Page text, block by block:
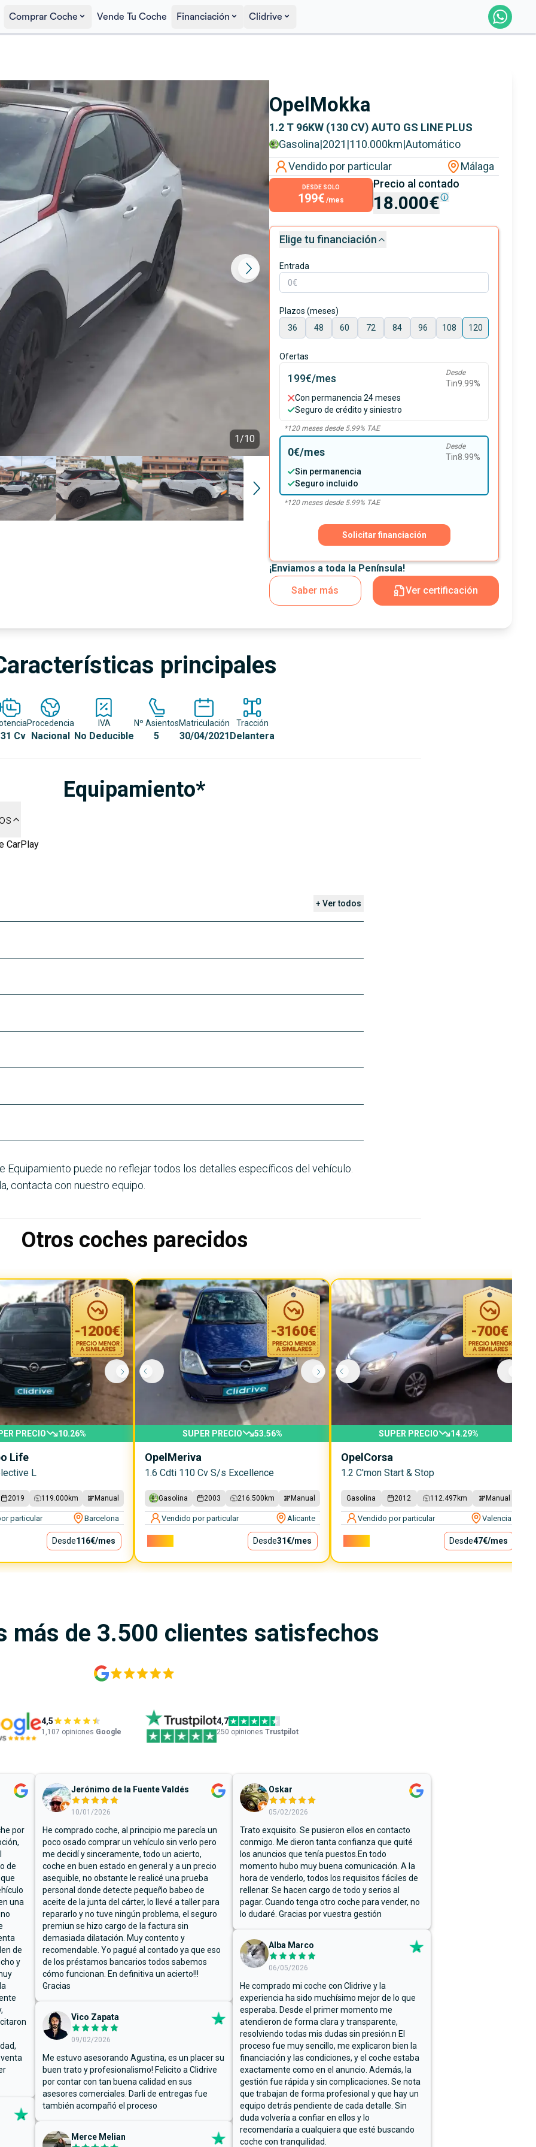
Comprar Coche Vende Tu Coche Financiación Clidrive
1/10
OpelMokka
1.2 T 96KW (130 CV) AUTO GS LINE PLUS
Gasolina|2021 |110.000km|Automático
Vendido por particular
Málaga
DESDE SOLO
199€ /mes
Precio al contado
18.000€
Elige tu financiación
Entrada
Plazos (meses)
36
48 60 72 84 96 108 120
Ofertas
199€/mes Desde
Tin9.99%
Con permanencia 24 meses
Seguro de crédito y siniestro
*120meses desde 5.99% TAE
0€/mes Desde
Tin8.99%
Sin permanencia
Seguro incluido
*120meses desde 5.99% TAE
Solicitar financiación
¡Enviamos a toda la Península!
Saber más
Ver certificación
principales
Cv
Procedencia
Nacional
IVA
No Deducible
Nº Asientos
5
Matriculación
30/04/2021
Tracción
Delantera
Equipamiento*
CarPlay
+ Ver todos
Equipamiento puede no reflejar todos los detalles específicos del vehículo.
contacta con nuestro equipo.
Otros coches parecidos
-1200€
PRECIO 10.26%
Life
L
2019 119.000 km Manual
particular Barcelona
Desde116€/mes
-3160€
SUPER PRECIO 53.56%
Opel Meriva
1.6 Cdti 110 Cv S/s Excellence
Gasolina 2003 216.500 km Manual
Vendido por particular Alicante
Desde31€/mes
-700€
SUPER PRECIO 14.29%
Opel Corsa
1.2 C'mon Start & Stop
Gasolina 2012 112.497 km Manual
Vendido por particular Valencia
Desde47€/mes
más de 3.500 clientes satisfechos
4,5
1,107 opiniones Google
4,7
250 opiniones Trustpilot
por
de
una
de
y
Jerónimo de la Fuente Valdés
10/01/2026
He comprado coche, al principio me parecía un
poco osado comprar un vehículo sin verlo pero
me decidí y sinceramente, todo un acierto,
coche en buen estado en general y a un precio
asequible, no obstante le realicé una prueba
personal donde detecte pequeño babeo de
aceite de la junta del cárter, lo llevé a taller para
repararlo y no tuve ningún problema, el seguro
premiun se hizo cargo de la factura sin
demasiada dilatación. Muy contento y
recomendable. Yo pagué al contado ya que eso
de los préstamos bancarios todos sabemos
cómo funcionan. En definitiva un acierto!!!
Gracias
Vico Zapata
09/02/2026
Me estuvo asesorando Agustina, es un placer su
buen trato y profesionalismo! Felicito a Clidrive
por contar con tan buena calidad en sus
asesores comerciales. Darli de entregas fue
también acompañó el proceso
Merce Melian
Oskar
05/02/2026
Trato exquisito. Se pusieron ellos en contacto
conmigo. Me dieron tanta confianza que quité
los anuncios que tenía puestos.En todo
momento hubo muy buena comunicación. A la
hora de venderlo, todos los requisitos fáciles de
rellenar. Se hacen cargo de todo y serios al
pagar. Cuando tenga otro coche para vender, no
lo dudaré. Gracias por vuestra gestión
Alba Marco
06/05/2026
He comprado mi coche con Clidrive y la
experiencia ha sido muchísimo mejor de lo que
esperaba. Desde el primer momento me
atendieron de forma clara y transparente,
resolviendo todas mis dudas sin presión.n El
proceso fue muy sencillo, me explicaron bien la
financiación y las condiciones, y el coche estaba
exactamente como en el anuncio. Además, la
gestión fue rápida y sin complicaciones. Se nota
que trabajan de forma profesional y que hay un
equipo detrás pendiente de cada detalle. Sin
duda volvería a confiar en ellos y lo
recomendaría a cualquiera que esté buscando
coche con tranquilidad.